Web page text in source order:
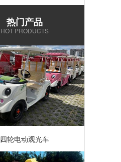
热门产品
HOT PRODUCTS
四轮电动观光车